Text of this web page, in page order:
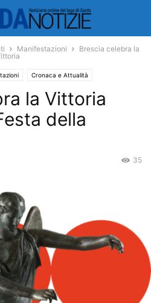
Manifestazioni
Brescia celebra la
Cronaca e Attualità
la Vittoria
della
35